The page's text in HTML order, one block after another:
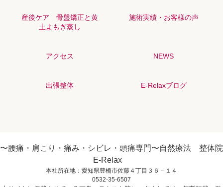
産後ケア 骨盤矯正と黄
土よもぎ蒸し
施術実績・お客様の声
アクセス NEWS
出張整体 E-Relaxブログ
〜腰痛・肩こり・痛み・シビレ・頭痛専門〜自然療法 整体院
E-Relax
本社所在地：愛知県豊橋市佐藤４丁目３６－１４
0532-35-6507